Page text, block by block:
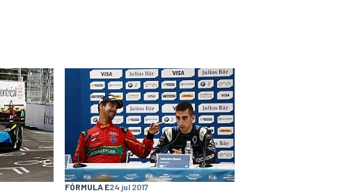
FÓRMULA E24 jul 2017